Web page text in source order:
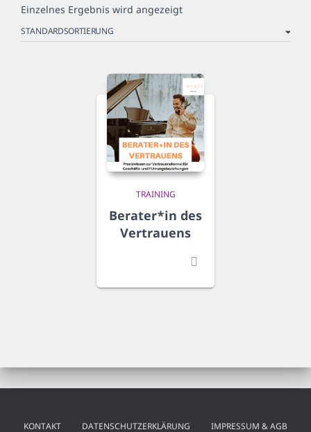
Einzelnes Ergebnis wird angezeigt
TRAINING
Berater*in des
Vertrauens
KONTAKT DATENSCHUTZERKLÄRUNG IMPRESSUM & AGB